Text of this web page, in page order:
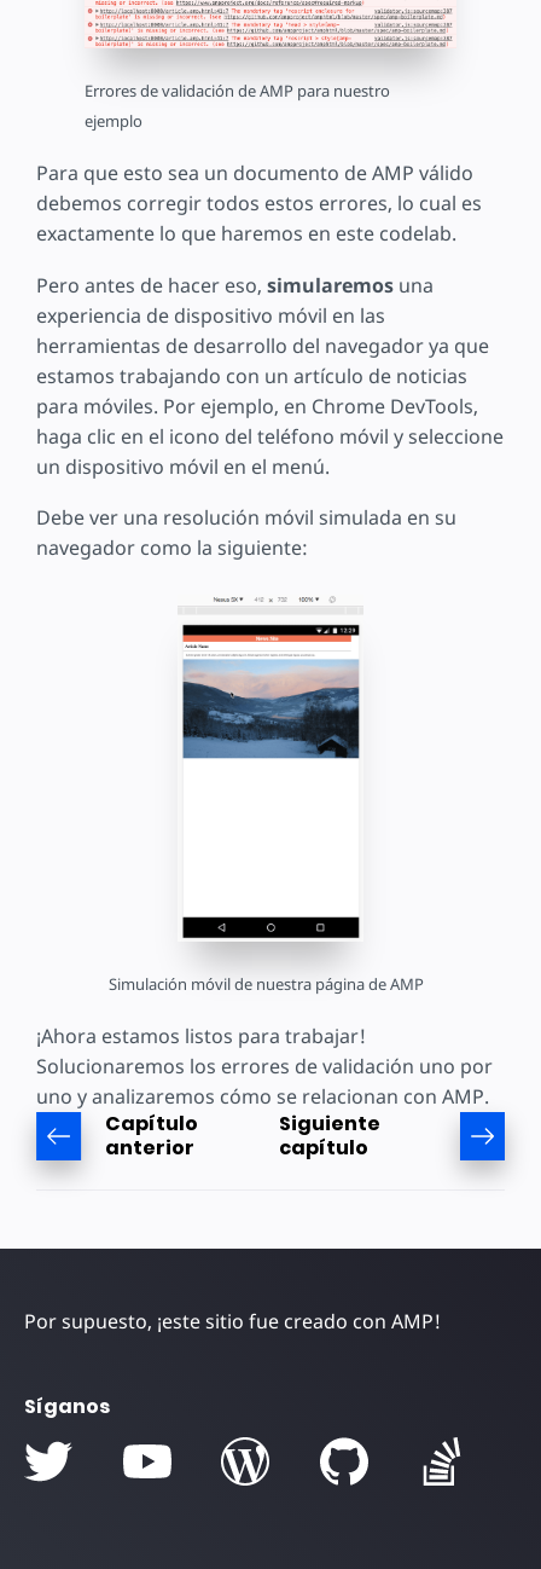
Errores de validación de AMP para nuestro
ejemplo
Para que esto sea un documento de AMP válido
debemos corregir todos estos errores, lo cual es
exactamente lo que haremos en este codelab.
Pero antes de hacer eso, simularemos una
experiencia de dispositivo móvil en las
herramientas de desarrollo del navegador ya que
estamos trabajando con un artículo de noticias
para móviles. Por ejemplo, en Chrome DevTools,
haga clic en el icono del teléfono móvil y seleccione
un dispositivo móvil en el menú.
Debe ver una resolución móvil simulada en su
navegador como la siguiente:
Simulación móvil de nuestra página de AMP
¡Ahora estamos listos para trabajar!
Solucionaremos los errores de validación uno por
uno y analizaremos cómo se relacionan con AMP.
Capítulo
anterior
Siguiente
capítulo
Por supuesto, ¡este sitio fue creado con AMP!
Síganos